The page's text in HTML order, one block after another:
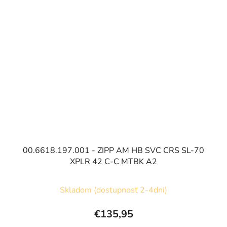
00.6618.197.001 - ZIPP AM HB SVC CRS SL-70
XPLR 42 C-C MTBK A2
Skladom (dostupnosť 2-4dni)
€135,95